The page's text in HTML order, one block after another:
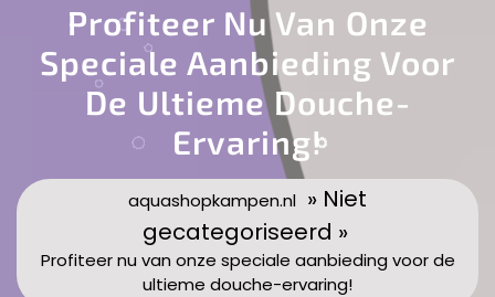
Profiteer Nu Van Onze
Speciale Aanbieding Voor
De Ultieme Douche-
Ervaring!
aquashopkampen.nl » Niet
gecategoriseerd »
Profiteer nu van onze speciale aanbieding voor de
ultieme douche-ervaring!